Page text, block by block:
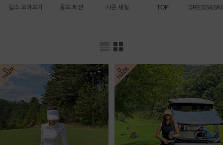
릴스 모아보기 골프 패션 시즌 세일 TOP